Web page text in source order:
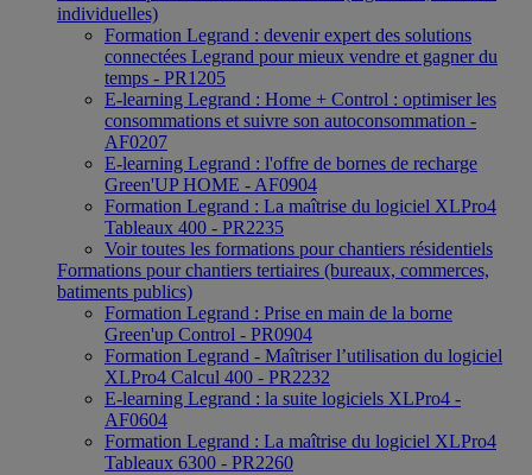
individuelles)
Formation Legrand : devenir expert des solutions
connectées Legrand pour mieux vendre et gagner du
temps - PR1205
E-learning Legrand : Home + Control : optimiser les
consommations et suivre son autoconsommation -
AF0207
E-learning Legrand : l'offre de bornes de recharge
Green'UP HOME - AF0904
Formation Legrand : La maîtrise du logiciel XLPro4
Tableaux 400 - PR2235
Voir toutes les formations pour chantiers résidentiels
Formations pour chantiers tertiaires (bureaux, commerces,
batiments publics)
Formation Legrand : Prise en main de la borne
Green'up Control - PR0904
Formation Legrand - Maîtriser l’utilisation du logiciel
XLPro4 Calcul 400 - PR2232
E-learning Legrand : la suite logiciels XLPro4 -
AF0604
Formation Legrand : La maîtrise du logiciel XLPro4
Tableaux 6300 - PR2260